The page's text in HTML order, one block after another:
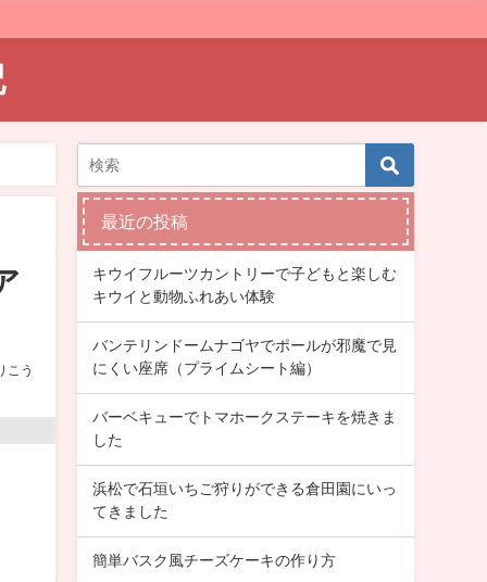
こう
最近の投稿
キウイフルーツカントリーで子どもと楽しむ
キウイと動物ふれあい体験
バンテリンドームナゴヤでポールが邪魔で見
にくい座席（プライムシート編）
バーベキューでトマホークステーキを焼きま
した
浜松で石垣いちご狩りができる倉田園にいっ
てきました
簡単バスク風チーズケーキの作り方